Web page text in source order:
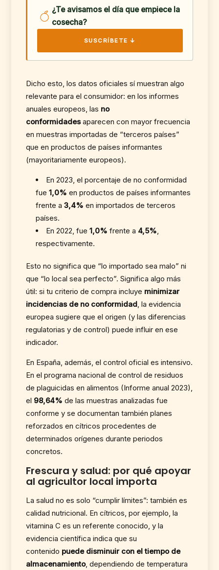
¿Te avisamos el día que empiece la
cosecha?
SUSCRÍBETE ↓
Dicho esto, los datos oficiales sí muestran algo
relevante para el consumidor: en los informes
anuales europeos, las no
conformidadesaparecen con mayor frecuencia
en muestras importadas de “terceros países”
que en productos de países informantes
(mayoritariamente europeos).
En 2023, el porcentaje de no conformidad
fue 1,0% en productos de países informantes
frente a 3,4% en importados de terceros
países.
En 2022, fue 1,0% frente a 4,5%,
respectivamente.
Esto no significa que “lo importado sea malo” ni
que “lo local sea perfecto”. Significa algo más
útil: si tu criterio de compra incluye minimizar
incidencias de no conformidad, la evidencia
europea sugiere que el origen (y las diferencias
regulatorias y de control) puede influir en ese
indicador.
En España, además, el control oficial es intensivo.
En el programa nacional de control de residuos
de plaguicidas en alimentos (Informe anual 2023),
el 98,64% de las muestras analizadas fue
conforme y se documentan también planes
reforzados en cítricos procedentes de
determinados orígenes durante periodos
concretos.
Frescura y salud: por qué apoyar
al agricultor local importa
La salud no es solo “cumplir límites”: también es
calidad nutricional. En cítricos, por ejemplo, la
vitamina C es un referente conocido, y la
evidencia científica indica que su
contenido puede disminuir con el tiempo de
almacenamiento, dependiendo de temperatura